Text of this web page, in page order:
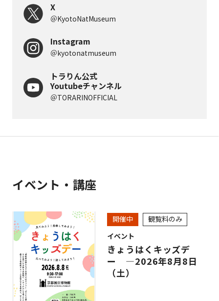
X
＠KyotoNatMuseum
Instagram
＠kyotonatmuseum
トラりん公式
Youtubeチャンネル
＠TORARINOFFICIAL
イベント・講座
開催中
観覧料のみ
イベント
きょうはくキッズデ
ー ―2026年8月8日
（土）